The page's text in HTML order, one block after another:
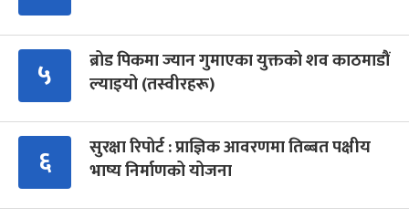
५
ब्रोड पिकमा ज्यान गुमाएका युक्तको शव काठमाडौं
ल्याइयो (तस्वीरहरू)
६
सुरक्षा रिपोर्ट : प्राज्ञिक आवरणमा तिब्बत पक्षीय
भाष्य निर्माणको योजना